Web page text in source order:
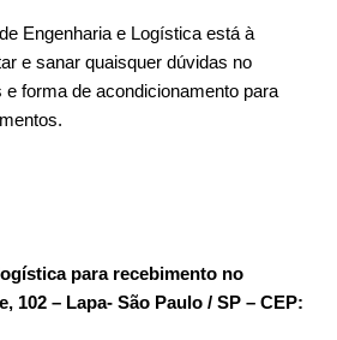
Engenharia e Logística está à
e sanar quaisquer dúvidas no
forma de acondicionamento para
para recebimento no
102 – Lapa- São Paulo / SP – CEP: